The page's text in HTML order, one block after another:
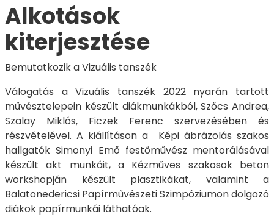
Alkotások
kiterjesztése
Bemutatkozik a Vizuális tanszék
Válogatás a Vizuális tanszék 2022 nyarán tartott
művésztelepein készült diákmunkákból, Szőcs Andrea,
Szalay Miklós, Ficzek Ferenc szervezésében és
részvételével. A kiállításon a Képi ábrázolás szakos
hallgatók Simonyi Emő festőművész mentorálásával
készült akt munkáit, a Kézműves szakosok beton
workshopján készült plasztikákat, valamint a
Balatonedericsi Papírművészeti Szimpóziumon dolgozó
diákok papírmunkái láthatóak.